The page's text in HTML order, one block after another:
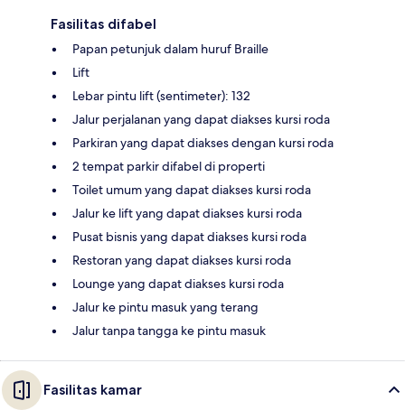
Fasilitas difabel
Papan petunjuk dalam huruf Braille
Lift
Lebar pintu lift (sentimeter): 132
Jalur perjalanan yang dapat diakses kursi roda
Parkiran yang dapat diakses dengan kursi roda
2 tempat parkir difabel di properti
Toilet umum yang dapat diakses kursi roda
Jalur ke lift yang dapat diakses kursi roda
Pusat bisnis yang dapat diakses kursi roda
Restoran yang dapat diakses kursi roda
Lounge yang dapat diakses kursi roda
Jalur ke pintu masuk yang terang
Jalur tanpa tangga ke pintu masuk
Fasilitas kamar